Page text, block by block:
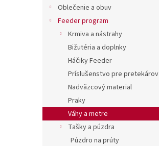
Oblečenie a obuv
Feeder program
Krmiva a nástrahy
Bižutéria a doplnky
Háčiky Feeder
Príslušenstvo pre pretekárov
Nadväzcový material
Praky
Váhy a metre
Tašky a púzdra
Púzdro na prúty